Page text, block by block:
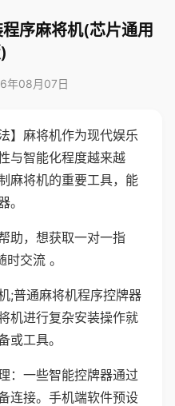
序麻将机(芯片通用
年08月07日
】麻将机作为现代娱乐
与智能化程度越来越
麻将机的重要工具，能
。
助，想获取一对一指
交流 。
;普通麻将机程序控牌器
机进行复杂安装操作就
或工具。
：一些智能控牌器通过
连接。手机端软件预设